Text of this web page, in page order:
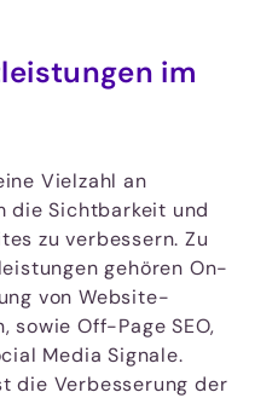
im
Vielzahl an
die Sichtbarkeit und
zu verbessern. Zu
gehören On-
von Website-
sowie Off-Page SEO,
Media Signale.
die Verbesserung der